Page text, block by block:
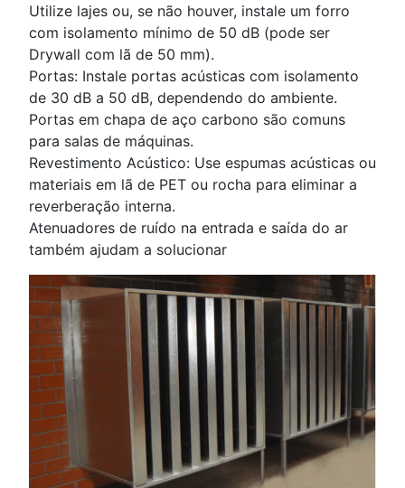
Utilize lajes ou, se não houver, instale um forro
com isolamento mínimo de 50 dB (pode ser
Drywall com lã de 50 mm).
Portas: Instale portas acústicas com isolamento
de 30 dB a 50 dB, dependendo do ambiente.
Portas em chapa de aço carbono são comuns
para salas de máquinas.
Revestimento Acústico: Use espumas acústicas ou
materiais em lã de PET ou rocha para eliminar a
reverberação interna.
Atenuadores de ruído na entrada e saída do ar
também ajudam a solucionar